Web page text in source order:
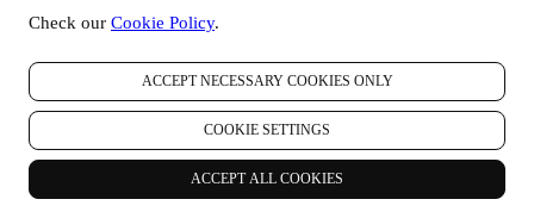
Check our Cookie Policy.
ACCEPT NECESSARY COOKIES ONLY
COOKIE SETTINGS
ACCEPT ALL COOKIES
zorganizowanych przez Le Creuset, którymi użytkownik
się mu spodobać, również na podstawie pewnych informacji
szczegółowych, które posiadamy o użytkowniku, takich jak
lokalizacja albo historia zakupów. Będziemy przetwarzać
dane użytkownika, aby lepiej zrozumieć jego
zainteresowania. Umożliwia to nam personalizację
wiadomości kierowanych do użytkownika tak, aby były
bardziej adekwatne i interesujące. Nie przewiduje się żadnych